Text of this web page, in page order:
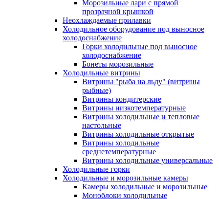
Морозильные лари с прямой
прозрачной крышкой
Неохлаждаемые прилавки
Холодильное оборудование под выносное
холодоснабжение
Горки холодильные под выносное
холодоснабжение
Бонеты морозильные
Холодильные витрины
Витрины "рыба на льду" (витрины
рыбные)
Витрины кондитерские
Витрины низкотемпературные
Витрины холодильные и тепловые
настольные
Витрины холодильные открытые
Витрины холодильные
среднетемпературные
Витрины холодильные универсальные
Холодильные горки
Холодильные и морозильные камеры
Камеры холодильные и морозильные
Моноблоки холодильные